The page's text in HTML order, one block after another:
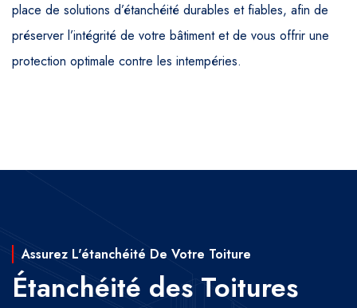
place de solutions d’étanchéité durables et fiables, afin de
préserver l’intégrité de votre bâtiment et de vous offrir une
protection optimale contre les intempéries.
Assurez L'étanchéité De Votre Toiture
Étanchéité des Toitures